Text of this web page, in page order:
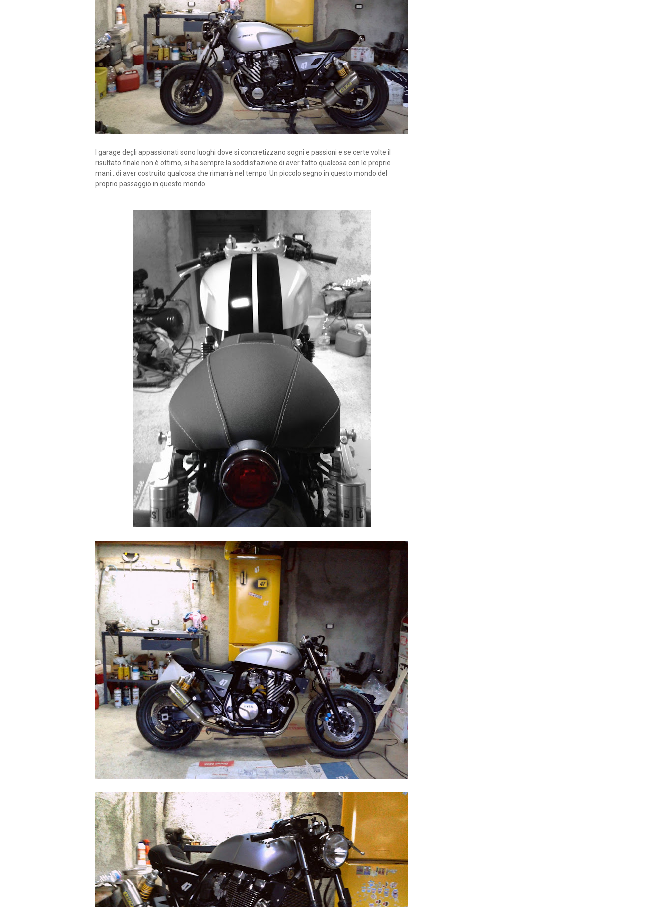
I garage degli appassionati sono luoghi dove si concretizzano sogni e passioni e se certe volte il
risultato finale non è ottimo, si ha sempre la soddisfazione di aver fatto qualcosa con le proprie
mani...di aver costruito qualcosa che rimarrà nel tempo. Un piccolo segno in questo mondo del
proprio passaggio in questo mondo.